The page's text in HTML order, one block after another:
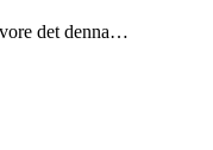
det denna…